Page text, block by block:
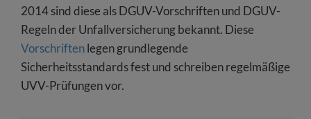
2014 sind diese als DGUV-Vorschriften und DGUV-
Regeln der Unfallversicherung bekannt. Diese
Vorschriftenlegen grundlegende
Sicherheitsstandards fest und schreiben regelmäßige
UVV-Prüfungen vor.